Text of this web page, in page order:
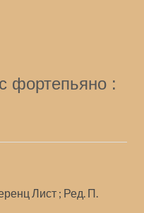
фортепьяно :
Лист ; Ред. П.